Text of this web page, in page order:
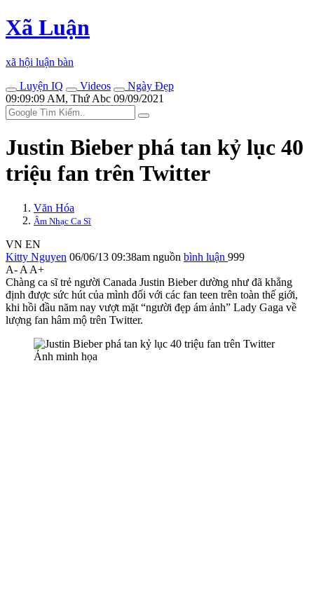
Xã Luận
xã hội luận bàn
Luyện IQ
Videos
Ngày Đẹp
09:09:09 AM, Thứ Abc 09/09/2021
Justin Bieber phá tan kỷ lục 40
triệu fan trên Twitter
Văn Hóa
Âm Nhạc Ca Sĩ
VN EN
Kitty Nguyen 06/06/13 09:38am nguồn bình luận 999
A- A A+
Chàng ca sĩ trẻ người Canada Justin Bieber dường như đã khẳng
định được sức hút của mình đối với các fan teen trên toàn thế giới,
khi hồi đầu năm nay vượt mặt “người đẹp ám ảnh” Lady Gaga về
lượng fan hâm mộ trên Twitter.
Ảnh minh họa